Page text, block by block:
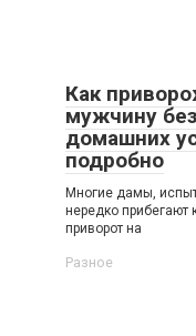
Как
мужчину
домашних
подробно
Многие дамы,
нередко прибегают
приворот на
Разное